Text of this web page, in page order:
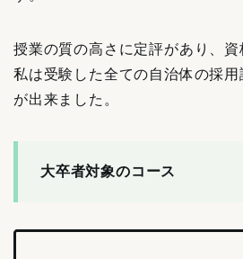
授業の質の高さに定評があり、
私は受験した全ての自治体の採用
が出来ました。
大卒者対象のコース